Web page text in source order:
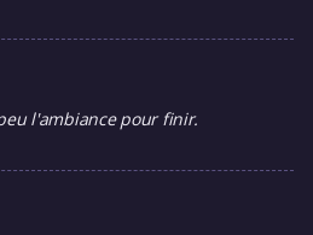
l'ambiance pour finir.